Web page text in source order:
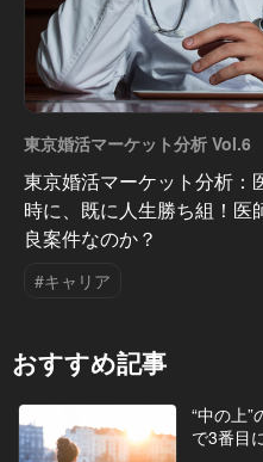
東京婚活マーケット分析 Vol.6
東京婚活マーケット分析：
時に、既に人生勝ち組！医
良案件なのか？
#キャリア
おすすめ記事
“中の上”
で3番目